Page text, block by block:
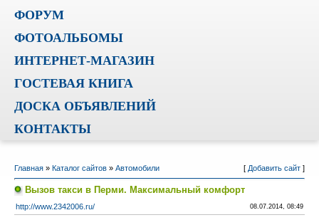
ФОРУМ
ФОТОАЛЬБОМЫ
ИНТЕРНЕТ-МАГАЗИН
ГОСТЕВАЯ КНИГА
ДОСКА ОБЪЯВЛЕНИЙ
КОНТАКТЫ
Главная» Каталог сайтов» Автомобили [ Добавить сайт]
Вызов такси в Перми. Максимальный комфорт
http://www.2342006.ru/ 08.07.2014, 08:49